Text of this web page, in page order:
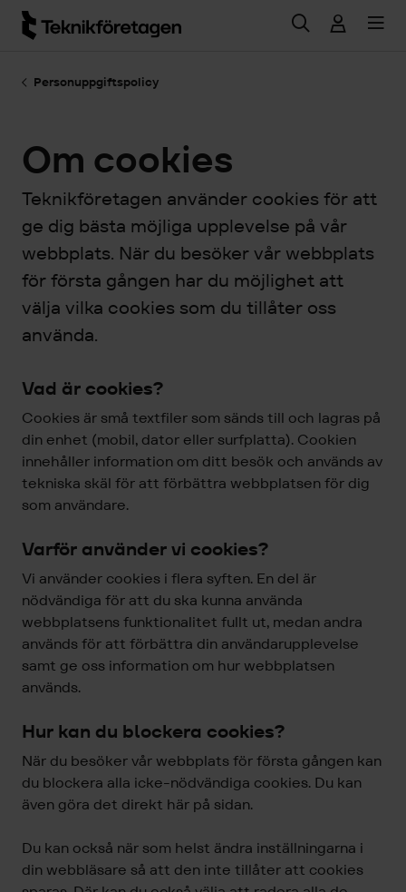
Hoppa till huvudinnehåll
Personuppgiftspolicy
Om cookies
Teknikföretagen använder cookies för att
ge dig bästa möjliga upplevelse på vår
webbplats. När du besöker vår webbplats
för första gången har du möjlighet att
välja vilka cookies som du tillåter oss
använda.
Vad är cookies?
Cookies är små textfiler som sänds till och lagras på
din enhet (mobil, dator eller surfplatta). Cookien
innehåller information om ditt besök och används av
tekniska skäl för att förbättra webbplatsen för dig
som användare.
Varför använder vi cookies?
Vi använder cookies i flera syften. En del är
nödvändiga för att du ska kunna använda
webbplatsens funktionalitet fullt ut, medan andra
används för att förbättra din användarupplevelse
samt ge oss information om hur webbplatsen
används.
Hur kan du blockera cookies?
När du besöker vår webbplats för första gången kan
du blockera alla icke-nödvändiga cookies. Du kan
även göra det direkt här på sidan.
Du kan också när som helst ändra inställningarna i
din webbläsare så att den inte tillåter att cookies